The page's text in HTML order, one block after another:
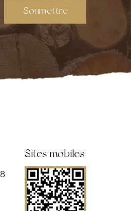
Soumettre
Sites mobiles